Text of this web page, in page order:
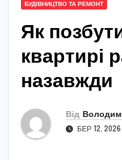
БУДІВНИЦТВО ТА РЕМОНТ
Як
квартирі
назавжди
Від
БЕР 12, 2026